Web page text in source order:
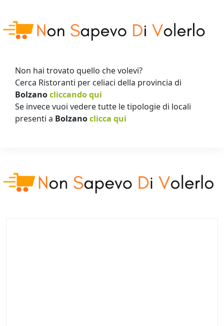
Non hai trovato quello che volevi?
Cerca Ristoranti per celiaci della provincia di
Bolzanocliccando qui
Se invece vuoi vedere tutte le tipologie di locali
presenti a Bolzanoclicca qui